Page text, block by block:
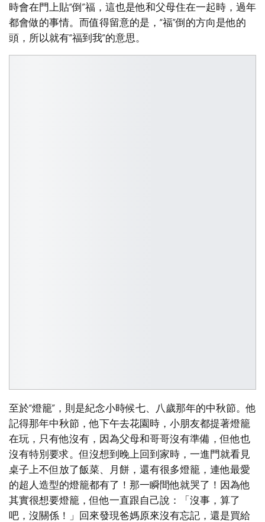
時會在門上貼“倒”福，這也是他和父母住在一起時，過年
都會做的事情。而值得留意的是，“福”倒的方向是他的
頭，所以就有“福到我”的意思。
至於“燈籠”，則是紀念小時候七、八歲那年的中秋節。他
記得那年中秋節，他下午去花園時，小朋友都提著燈籠
在玩，只有他沒有，因為父母和哥哥沒有準備，但他也
沒有特別要求。但沒想到晚上回到家時，一進門就看見
桌子上不但放了飯菜、月餅，還有很多燈籠，連他最愛
的超人造型的燈籠都有了！那一瞬間他就哭了！因為他
其實很想要燈籠，但他一直跟自己說：「沒事，算了
吧，沒關係！」回來發現爸媽原來沒有忘記，還是買給